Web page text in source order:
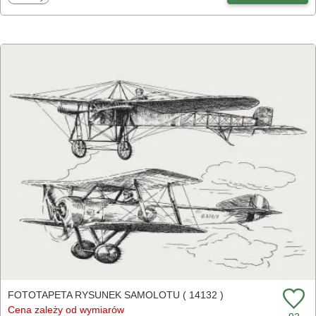
FOTOTAPETA RYSUNEK SAMOLOTU ( 14132 )
Cena zależy od wymiarów